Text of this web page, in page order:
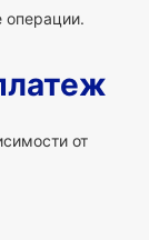
операции.
от